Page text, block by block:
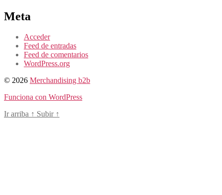
Meta
Acceder
Feed de entradas
Feed de comentarios
WordPress.org
© 2026 Merchandising b2b
Funciona con WordPress
Ir arriba ↑ Subir ↑